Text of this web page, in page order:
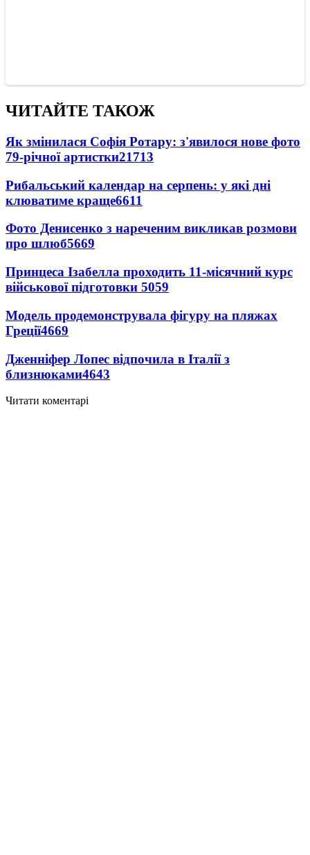
ЧИТАЙТЕ ТАКОЖ
Як змінилася Софія Ротару: з'явилося нове фото
79-річної артистки21713
Рибальський календар на серпень: у які дні
клюватиме краще6611
Фото Денисенко з нареченим викликав розмови
про шлюб5669
Принцеса Ізабелла проходить 11-місячний курс
військової підготовки 5059
Модель продемонструвала фігуру на пляжах
Греції4669
Дженніфер Лопес відпочила в Італії з
близнюками4643
Читати коментарі